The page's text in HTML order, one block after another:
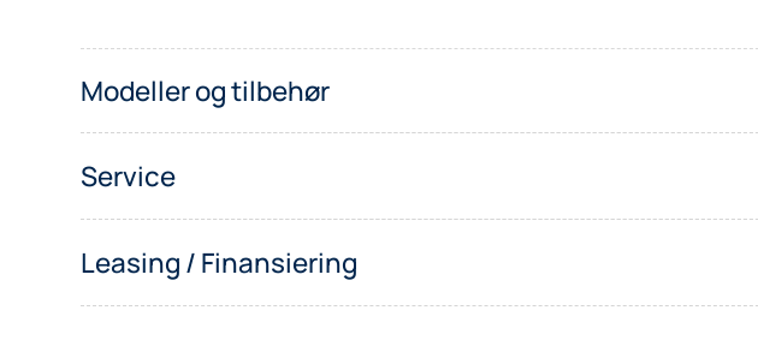
Modeller og tilbehør
Service
Leasing / Finansiering